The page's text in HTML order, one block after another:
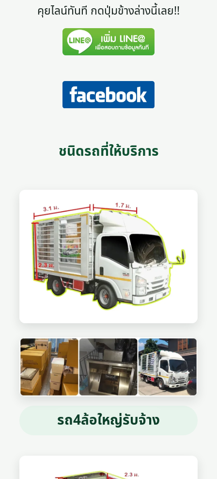
คุยไลน์ทันที กดปุ่มข้างล่างนี้เลย!!
ชนิดรถที่ให้บริการ
รถ4ล้อใหญ่รับจ้าง